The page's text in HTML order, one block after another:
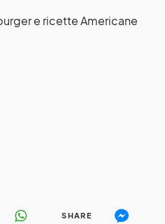
e ricette Americane
SHARE